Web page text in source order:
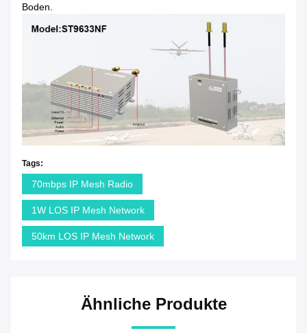
Boden.
Tags:
70mbps IP Mesh Radio
1W LOS IP Mesh Network
50km LOS IP Mesh Network
Ähnliche Produkte